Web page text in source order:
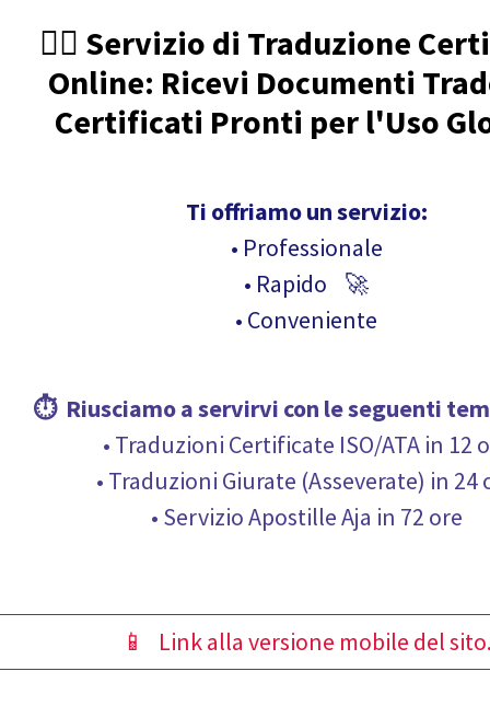
🧑‍⚖️ Servizio di Traduzione
Online: Ricevi Documenti
Certificati Pronti per l'Uso
Ti offriamo un servizio:
• Professionale
• Rapido 🚀
• Conveniente
⏱ Riusciamo a servirvi con le seguenti
• Traduzioni Certificate ISO/ATA in 12
• Traduzioni Giurate (Asseverate) in 24
• Servizio Apostille Aja in 72 ore
📱 Link alla versione mobile del